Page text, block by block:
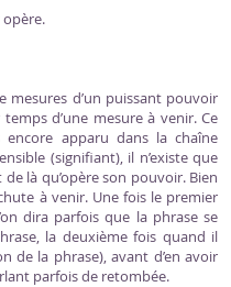
opère.
mesures d’un puissant pouvoir
d’une mesure à venir. Ce
apparu dans la chaîne
(signifiant), il n’existe que
là qu’opère son pouvoir. Bien
à venir. Une fois le premier
dira parfois que la phrase se
la deuxième fois quand il
de la phrase), avant d’en avoir
parfois de retombée.